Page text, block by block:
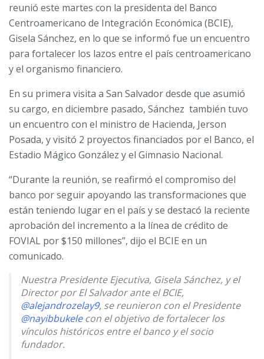
reunió este martes con la presidenta del Banco
Centroamericano de Integración Económica (BCIE),
Gisela Sánchez, en lo que se informó fue un encuentro
para fortalecer los lazos entre el país centroamericano
y el organismo financiero.
En su primera visita a San Salvador desde que asumió
su cargo, en diciembre pasado, Sánchez también tuvo
un encuentro con el ministro de Hacienda, Jerson
Posada, y visitó 2 proyectos financiados por el Banco, el
Estadio Mágico González y el Gimnasio Nacional.
“Durante la reunión, se reafirmó el compromiso del
banco por seguir apoyando las transformaciones que
están teniendo lugar en el país y se destacó la reciente
aprobación del incremento a la línea de crédito de
FOVIAL por $150 millones”, dijo el BCIE en un
comunicado.
Nuestra Presidente Ejecutiva, Gisela Sánchez, y el
Director por El Salvador ante el BCIE,
@alejandrozelay9, se reunieron con el Presidente
@nayibbukelecon el objetivo de fortalecer los
vínculos históricos entre el banco y el socio
fundador.